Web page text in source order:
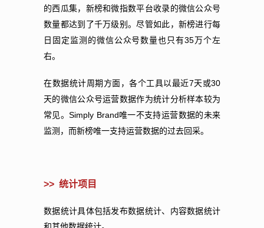
的西瓜集，新榜和微指数平台收录的微信公众号
数量都达到了千万级别。尽管如此，新榜进行每
日固定监测的微信公众号数量也只有35万个左
右。
在数据统计周期方面，各个工具以最近7天或30
天的微信公众号运营数据作为统计分析样本较为
常见。Simply Brand唯一不支持运营数据的未来
监测，而新榜唯一支持运营数据的过去回采。
>> 统计项目
数据统计具体包括发布数据统计、内容数据统计